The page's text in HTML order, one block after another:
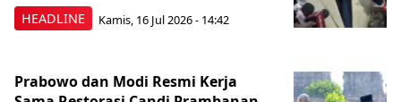
HEADLINE Kamis, 16 Jul 2026 - 14:42
Prabowo dan Modi Resmi Kerja